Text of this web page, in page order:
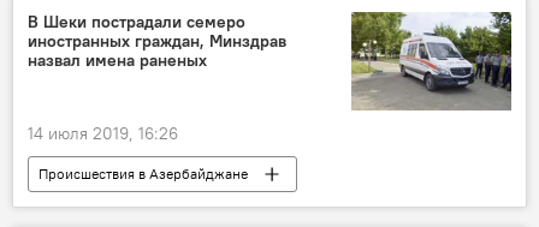
жара
В Шеки пострадали семеро
иностранных граждан, Минздрав
назвал имена раненых
14 июля 2019, 16:26
Происшествия в Азербайджане
Азербайджан
Новости